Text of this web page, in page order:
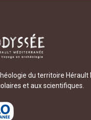
du territoire
et aux scientifiques.